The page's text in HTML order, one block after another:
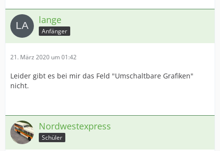
lange
Anfänger
21. März 2020 um 01:42
Leider gibt es bei mir das Feld "Umschaltbare Grafiken"
nicht.
Nordwestexpress
Schüler